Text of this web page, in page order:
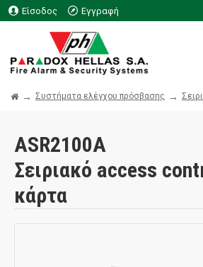
Είσοδος Εγγραφή
Συστήματα ελέγχου πρόσβασης
ASR2100A
Σειριακό access
κάρτα